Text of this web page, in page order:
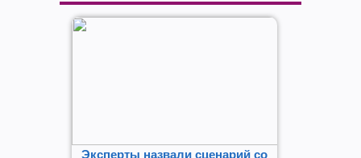
Эксперты назвали сценарий со